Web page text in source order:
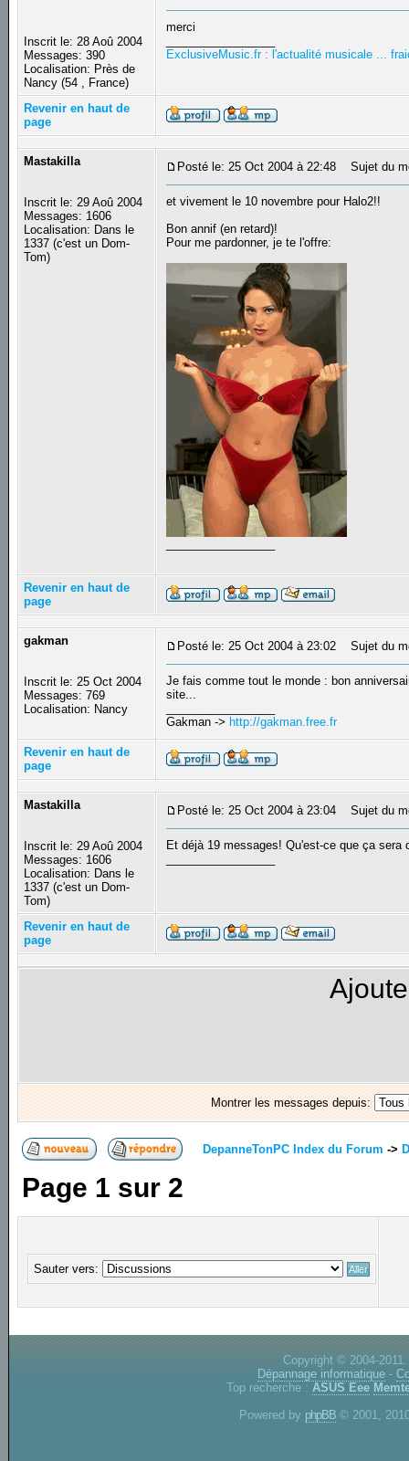
Inscrit le: 28 Aoû 2004
Messages: 390
Localisation: Près de
Nancy (54 , France)
merci
ExclusiveMusic.fr : l'actualité musicale ...
Revenir en haut de
page
Mastakilla
Inscrit le: 29 Aoû 2004
Messages: 1606
Localisation: Dans le
1337 (c'est un Dom-
Tom)
Posté le: 25 Oct 2004 à 22:48 Sujet du
et vivement le 10 novembre pour Halo2!!
Bon annif (en retard)!
Pour me pardonner, je te l'offre:
Revenir en haut de
page
gakman
Inscrit le: 25 Oct 2004
Messages: 769
Localisation: Nancy
Posté le: 25 Oct 2004 à 23:02 Sujet du
Je fais comme tout le monde : bon
site...
Gakman -> http://gakman.free.fr
Revenir en haut de
page
Mastakilla
Inscrit le: 29 Aoû 2004
Messages: 1606
Localisation: Dans le
1337 (c'est un Dom-
Tom)
Posté le: 25 Oct 2004 à 23:04 Sujet du
Et déjà 19 messages! Qu'est-ce que ça
Revenir en haut de
page
Montrer les messages depuis:
DepanneTonPC Index du Forum ->
Page 1 sur 2
Sauter vers:
Copyright © 2004-
Dépannage informatique -
Top recherche : ASUS Eee
Powered by phpBB © 2001,